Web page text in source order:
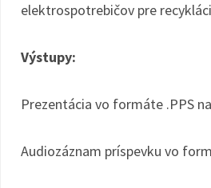
elektrospotrebičov pre
Výstupy:
Prezentácia vo formáte .PPS
Audiozáznam príspevku vo